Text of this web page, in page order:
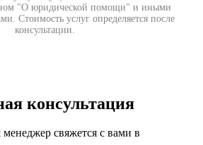
"О юридической помощи" и иными
Стоимость услуг определяется после
консультации.
консультация
свяжется с вами в